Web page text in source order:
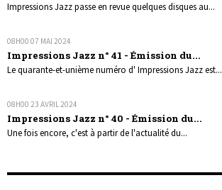
Impressions Jazz passe en revue quelques disques au...
08H00 07 MAI 2024
Impressions Jazz n° 41 - Émission du...
Le quarante-et-unième numéro d' Impressions Jazz est...
08H00 23 AVRIL 2024
Impressions Jazz n° 40 - Émission du...
Une fois encore, c'est à partir de l'actualité du...